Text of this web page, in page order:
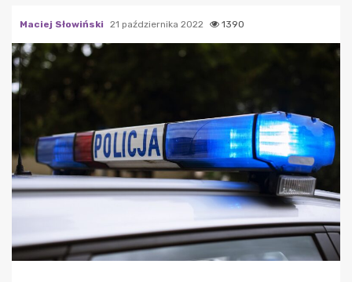
Maciej Słowiński 21 października 2022 1390